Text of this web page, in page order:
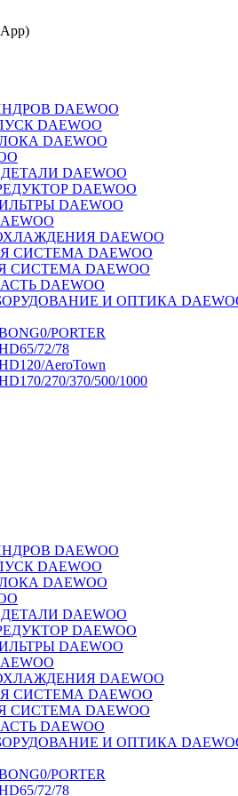
DAEWOO
DAEWOO
DAEWOO
DAEWOO
DAEWOO
DAEWOO
DAEWOO
СИСТЕМА DAEWOO
СИСТЕМА DAEWOO
DAEWOO
И ОПТИКА
PORTER
72/78
AeroTown
270/370/500/1000
DAEWOO
DAEWOO
DAEWOO
DAEWOO
DAEWOO
DAEWOO
DAEWOO
СИСТЕМА DAEWOO
СИСТЕМА DAEWOO
DAEWOO
И ОПТИКА
PORTER
72/78